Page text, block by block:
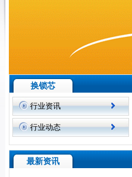
换锁芯
行业资讯
行业动态
最新资讯